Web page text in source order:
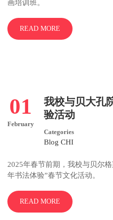
画培训班。
READ MORE
01
February
我校与贝大孔
验活动
Categories
Blog CHI
2025年春节前期，我校与贝尔
年书法体验”春节文化活动。
READ MORE